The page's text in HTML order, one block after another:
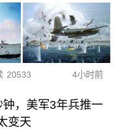
20533 4小时前
，美军3年兵推一
变天